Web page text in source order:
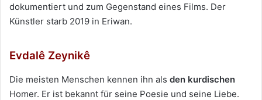
dokumentiert und zum Gegenstand eines Films. Der
Künstler starb 2019 in Eriwan.
Evdalê Zeynikê
Die meisten Menschen kennen ihn als den kurdischen
Homer. Er ist bekannt für seine Poesie und seine Liebe.